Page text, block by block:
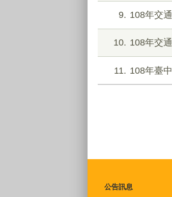
9 108年交
10 108年交
11 108年臺
公告訊息